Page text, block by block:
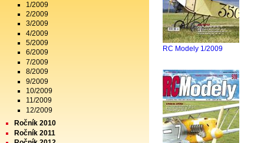
1/2009
2/2009
3/2009
4/2009
5/2009
6/2009
7/2009
8/2009
9/2009
10/2009
11/2009
12/2009
Ročník 2010
Ročník 2011
RC Modely 1/2009